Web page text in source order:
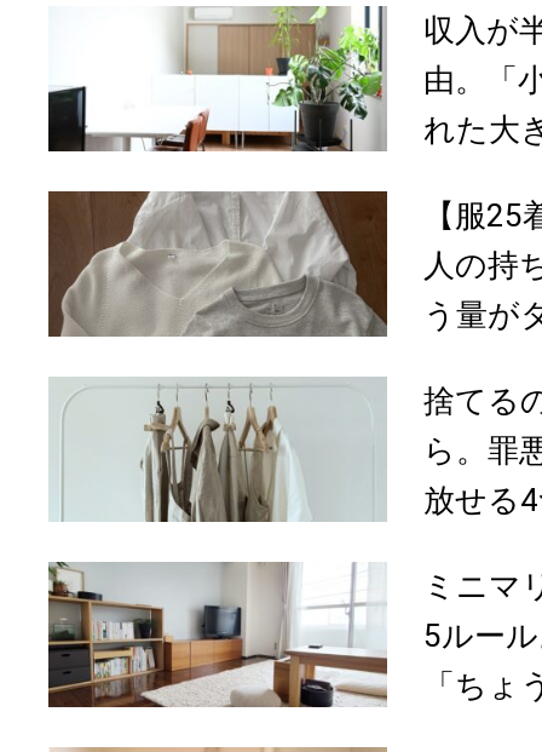
収入が
由。「
れた大
【服
人の持
う量が
捨てる
ら。罪
放せる
ミニマ
5ルー
「ちょ